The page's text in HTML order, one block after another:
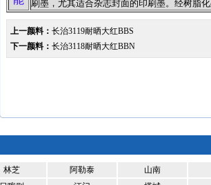
刷墨，尤其适合杂志封面的印刷墨。经树脂
上一颜料： 长治3119耐晒大红BBS
下一颜料： 长治3118耐晒大红BBN
林芝 阿勒泰 山南